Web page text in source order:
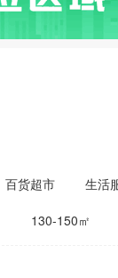
百货超市 生活
130-150㎡